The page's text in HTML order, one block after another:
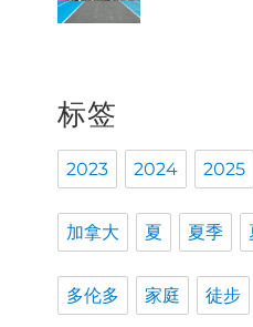
标签
2023 2024 2025
加拿大 夏 夏季
多伦多 家庭 徒步